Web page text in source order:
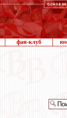
фан-клуб